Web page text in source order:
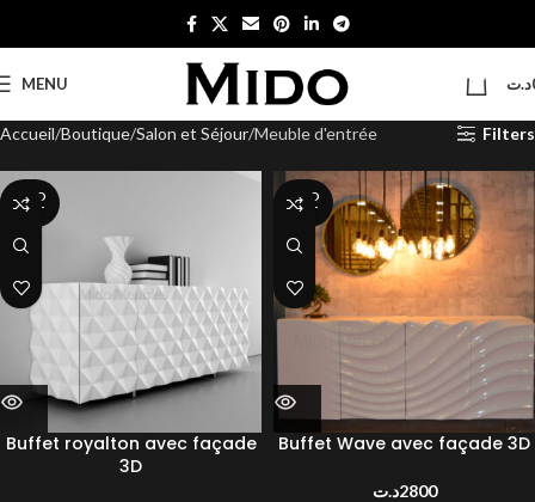
MENU د.ت
Accueil Boutique Salon et Séjour Meuble d'entrée Filters
SOLD
OUT
Buffet royalton avec façade
3D
SOLD
OUT
Buffet Wave avec façade 3D
2800د.ت